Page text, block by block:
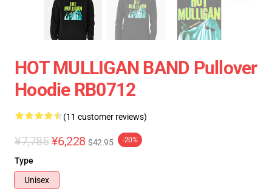
HOT MULLIGAN BAND Pullover
Hoodie RB0712
(11 customer reviews)
¥7,785 ¥6,228 $42.95 -20%
Type
Unisex